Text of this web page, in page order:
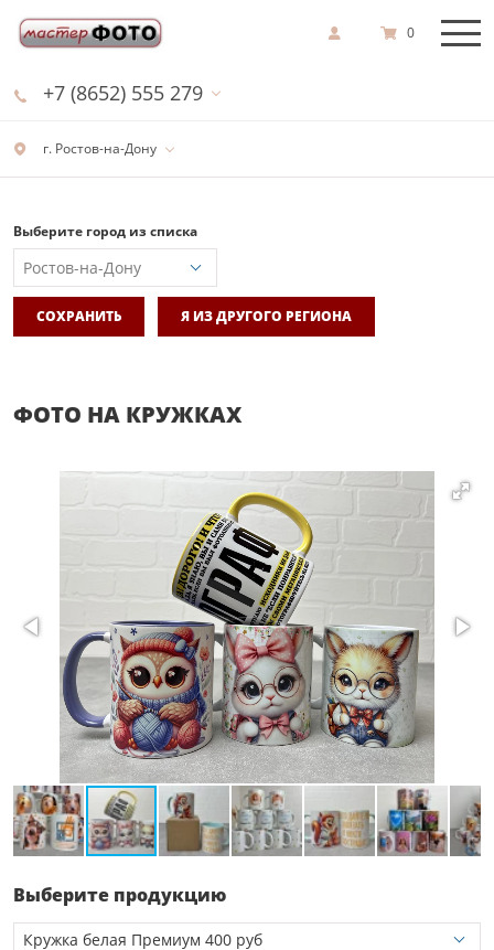
г. Ростов-на-Дону
+7 (8652) 555 279
0
Выберите город из списка
СОХРАНИТЬ Я ИЗ ДРУГОГО РЕГИОНА
ФОТО НА КРУЖКАХ
Выберите продукцию